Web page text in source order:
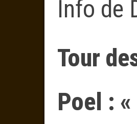
Info de
Tour
Poel :